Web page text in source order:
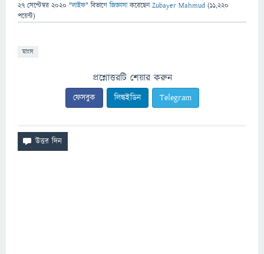
27 সেপ্টেম্বর 2020 "লাইফ" বিভাগে জিজ্ঞাসাকরেছেনZubayer Mahmud (11,220
পয়েন্ট)
মাংস
প্রশ্নোত্তরটি শেয়ার করুন
ফেসবুক লিঙ্কইডিন Telegram